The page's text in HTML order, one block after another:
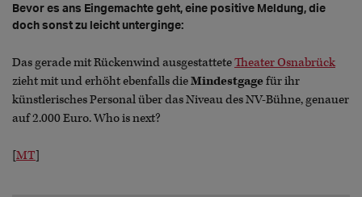
Bevor es ans Eingemachte geht, eine positive Meldung, die
doch sonst zu leicht unterginge:
Das gerade mit Rückenwind ausgestatteteTheater Osnabrück
zieht mit und erhöht ebenfalls dieMindestgagefür ihr
künstlerisches Personal über das Niveau des NV-Bühne, genauer
auf 2.000 Euro. Who is next?
[MT]